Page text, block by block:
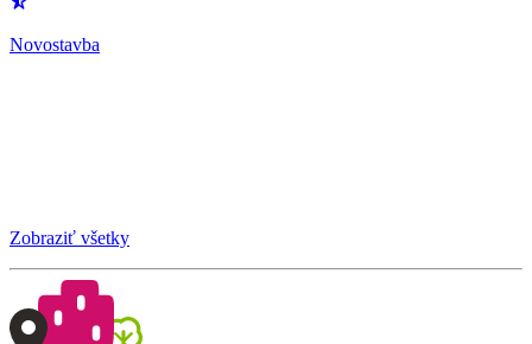
Novostavba
Zobraziť všetky